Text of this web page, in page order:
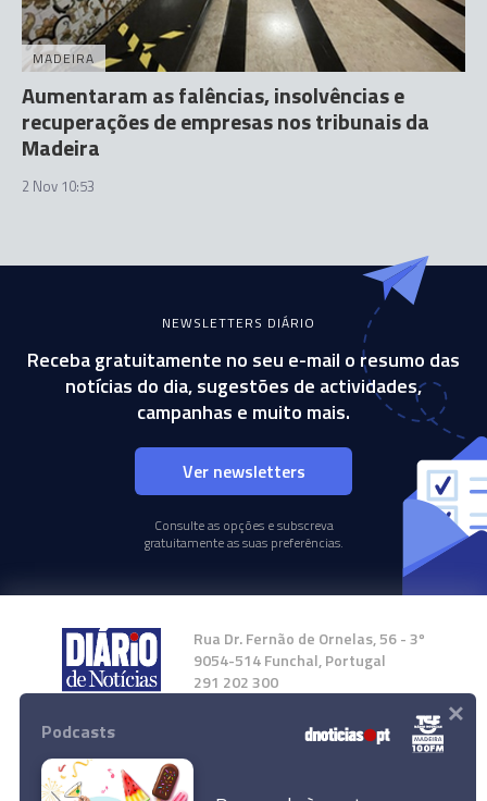
MADEIRA
Aumentaram as falências, insolvências e
recuperações de empresas nos tribunais da
Madeira
2 Nov 10:53
NEWSLETTERS DIÁRIO
Receba gratuitamente no seu e-mail o resumo das
notícias do dia, sugestões de actividades,
campanhas e muito mais.
Ver newsletters
Consulte as opções e subscreva
gratuitamente as suas preferências.
Rua Dr. Fernão de Ornelas, 56 - 3º
9054-514 Funchal, Portugal
291 202 300
Instale a nossa App
Podcasts ×